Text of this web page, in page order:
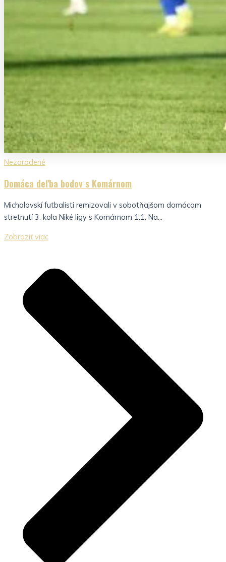
Nezaradené
Domáca deľba bodov s Komárnom
Michalovskí futbalisti remizovali v sobotňajšom domácom
stretnutí 3. kola Niké ligy s Komárnom 1:1. Na...
Zobraziť viac